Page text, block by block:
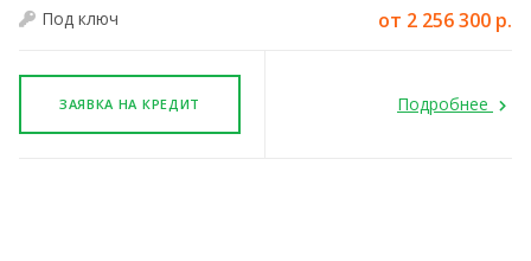
Под ключ
от 2 256 300 р.
ЗАЯВКА НА КРЕДИТ Подробнее